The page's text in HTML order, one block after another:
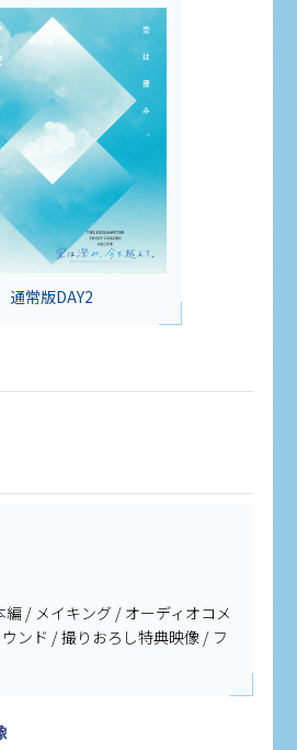
通常版DAY2
編 / メイキング / オーディオコメ
ンド / 撮りおろし特典映像 / フ